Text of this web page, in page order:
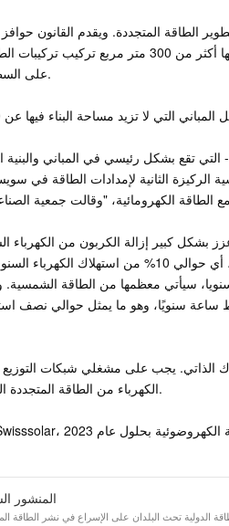
تطوير الطاقة المتجددة. ويقدم القانون
توليد الطاقة الكهروضوئية. يجب على المباني الجديدة التي تبلغ مساحة البناء فيها أكثر
على السطح أو الواجهة.
الركيزة الثانية لإمدادات الطاقة في
56% من هيكل توليد الطاقة في عام 2023، مما عزز بشكل كبير إزالة
العام، ستوفر الطاقة الشمسية في سويسرا 6 تيراواط/ساعة من الكهرباء، أي حوالي
35 تيراواط ساعة من الكهرباء سنويا، سيأتي معظمها من الطاقة
عام 2050، سيصل توليد الطاقة الكهروضوئية إلى 45 تيراواط ساعة سنويًا، وهو ما يمثل
الذاتي. يجب على مشغلي شبكات التوزيع
الكهرباء من الطاقة المتجددة المحلية للعملاء.
المنشور
الدولية تحث البلدان على الإسراع في نشر الطاقة